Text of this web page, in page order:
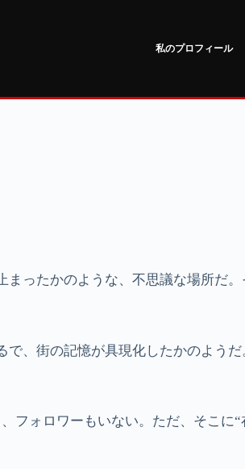
私のプロフィール
ったかのような、不思議な場所だ。
、街の記憶が具現化したかのよう
フォロワーもいない。ただ、そこに